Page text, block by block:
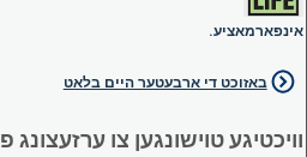
אינפארמאציע.
באזוכט די ארבעטער היים בלאט